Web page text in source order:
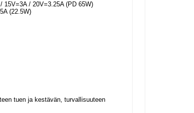
15V=3A / 20V=3.25A (PD 65W)
(22.5W)
tuen ja kestävän, turvallisuuteen